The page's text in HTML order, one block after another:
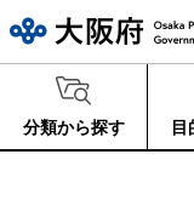
分類から探す 目